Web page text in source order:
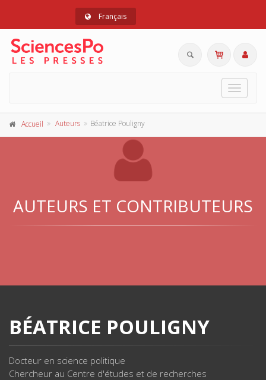
Français
Toggle
Accueil Auteurs Béatrice Pouligny
AUTEURS ET CONTRIBUTEURS
BÉATRICE POULIGNY
Docteur en science politique
Chercheur au Centre d'études et de recherches